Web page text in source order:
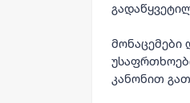
მონაცემები
კანონით